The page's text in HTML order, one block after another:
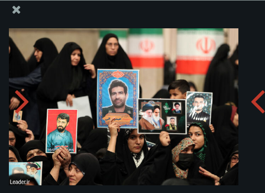
Təhlükəsizlik şəhidlərinin minlərlə ailə üzvü ilə görüş
Albomu yüklə: zip